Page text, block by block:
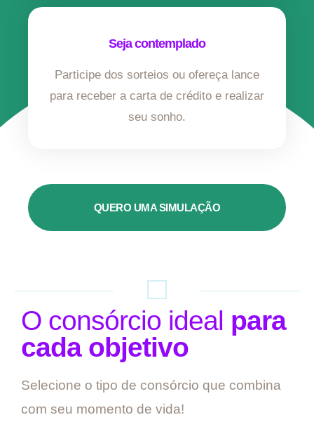
Seja contemplado
Participe dos sorteios ou ofereça lance
para receber a carta de crédito e realizar
seu sonho.
QUERO UMA SIMULAÇÃO
O consórcio ideal para
cada objetivo
Selecione o tipo de consórcio que combina
com seu momento de vida!